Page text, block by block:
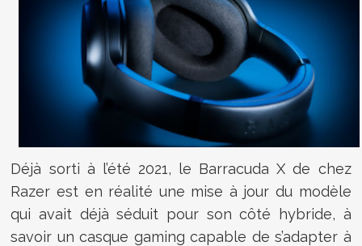
Déjà sorti à l’été 2021, le Barracuda X de chez
Razer est en réalité une mise à jour du modèle
qui avait déjà séduit pour son côté hybride, à
savoir un casque gaming capable de s’adapter à